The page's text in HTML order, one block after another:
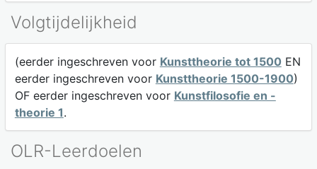
Volgtijdelijkheid
(eerder ingeschreven voor Kunsttheorie tot 1500 EN
eerder ingeschreven voor Kunsttheorie 1500-1900)
OF eerder ingeschreven voor Kunstfilosofie en -
theorie 1.
OLR-Leerdoelen